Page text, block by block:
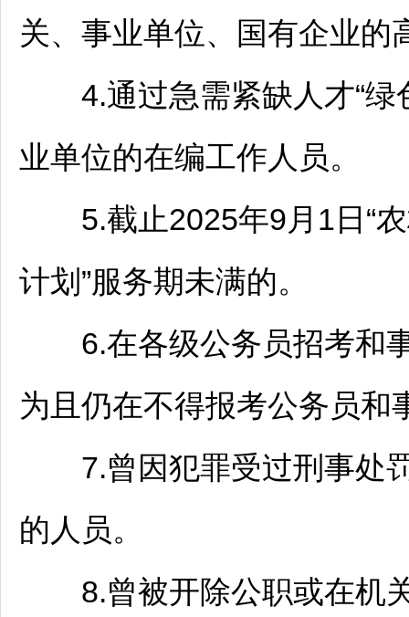
关、 事业单位、国有企业的
4.通过急需紧缺人才“绿
业单位的在编工作人员。
5.截止2025年9月1日“农
计划”服务期未满的。
6.在各级公务员招考和
为且仍在不得报考公务员和
7.曾因犯罪受过刑事处罚
的人员。
8.曾被开除公职或在机